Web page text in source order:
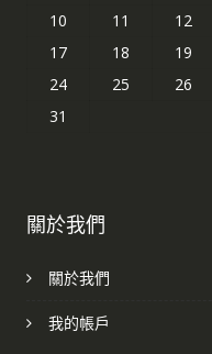
10
11 12
17
18 19
24
25 26
31
關於我們
關於我們
我的帳戶